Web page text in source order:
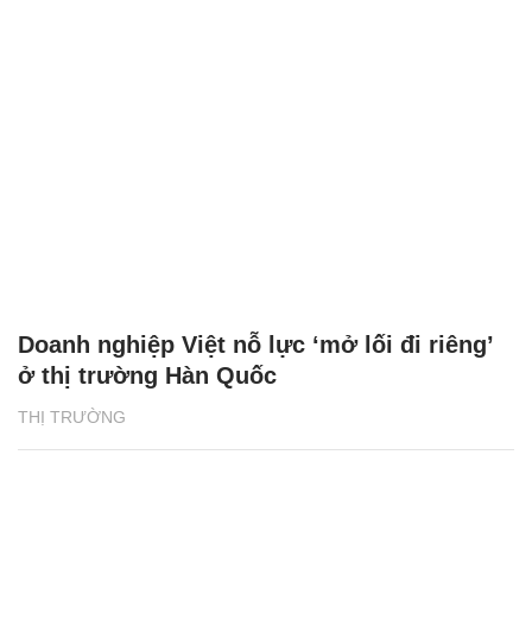
THỊ TRƯỜNG
Doanh nghiệp Việt nỗ lực ‘mở lối đi riêng’
ở thị trường Hàn Quốc